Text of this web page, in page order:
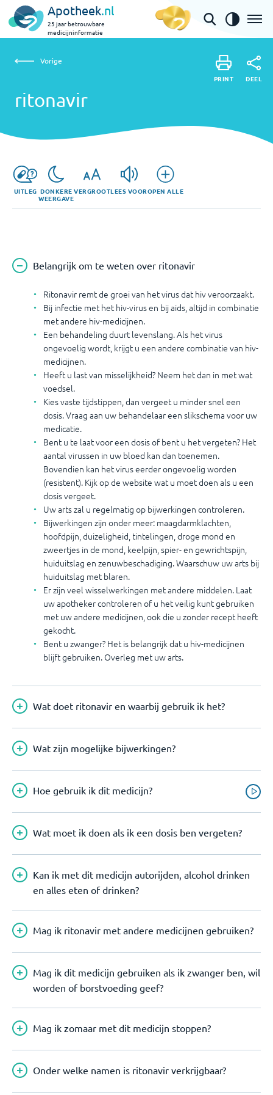
Apotheek.nl
25 jaar betrouwbare
medicijninformatie
ritonavirVorige
ritonavir
PRINT DEEL
UITLEG DONKERE
WEERGAVE
VERGROOTLEES VOOROPEN ALLE
Belangrijk om te weten over ritonavir
Ritonavir remt de groei van het virus dat hiv veroorzaakt.
Bij infectie met het hiv-virus en bij aids, altijd in combinatie
met andere hiv-medicijnen.
Een behandeling duurt levenslang. Als het virus
ongevoelig wordt, krijgt u een andere combinatie van hiv-
medicijnen.
Heeft u last van misselijkheid? Neem het dan in met wat
voedsel.
Kies vaste tijdstippen, dan vergeet u minder snel een
dosis. Vraag aan uw behandelaar een slikschema voor uw
medicatie.
Bent u te laat voor een dosis of bent u het vergeten? Het
aantal virussen in uw bloed kan dan toenemen.
Bovendien kan het virus eerder ongevoelig worden
(resistent). Kijk op de website wat u moet doen als u een
dosis vergeet.
Uw arts zal u regelmatig op bijwerkingen controleren.
Bijwerkingen zijn onder meer: maagdarmklachten,
hoofdpijn, duizeligheid, tintelingen, droge mond en
zweertjes in de mond, keelpijn, spier- en gewrichtspijn,
huiduitslag en zenuwbeschadiging. Waarschuw uw arts bij
huiduitslag met blaren.
Er zijn veel wisselwerkingen met andere middelen. Laat
uw apotheker controleren of u het veilig kunt gebruiken
met uw andere medicijnen, ook die u zonder recept heeft
gekocht.
Bent u zwanger? Het is belangrijk dat u hiv-medicijnen
blijft gebruiken. Overleg met uw arts.
Wat doet ritonavir en waarbij gebruik ik het?
Wat zijn mogelijke bijwerkingen?
Hoe gebruik ik dit medicijn?
Wat moet ik doen als ik een dosis ben vergeten?
Kan ik met dit medicijn autorijden, alcohol drinken
en alles eten of drinken?
Mag ik ritonavir met andere medicijnen gebruiken?
Mag ik dit medicijn gebruiken als ik zwanger ben, wil
worden of borstvoeding geef?
Mag ik zomaar met dit medicijn stoppen?
Onder welke namen is ritonavir verkrijgbaar?